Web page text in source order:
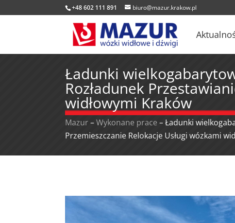
+48 602 111 891 biuro@mazur.krakow.pl
Ładunki
Rozładunek
widłowymi Kraków
Mazur–Wykonane prace –Ładunki
Przemieszczanie Relokacje Usługi wózkami